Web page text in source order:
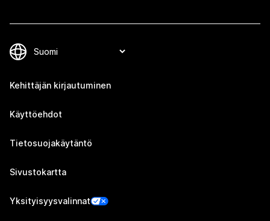
Kehittäjän kirjautuminen
Käyttöehdot
Tietosuojakäytäntö
Sivustokartta
Yksityisyysvalinnat